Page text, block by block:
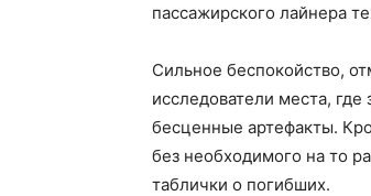
пассажирского лайнера
Сильное беспокойство,
исследователи места,
бесценные артефакты.
без необходимого на то
таблички о погибших.